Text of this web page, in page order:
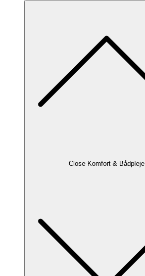
Close Komfort & Bådpleje